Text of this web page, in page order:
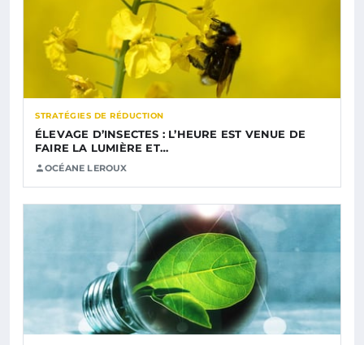
STRATÉGIES DE RÉDUCTION
ÉLEVAGE D’INSECTES : L’HEURE EST VENUE DE
FAIRE LA LUMIÈRE ET…
OCÉANE LEROUX